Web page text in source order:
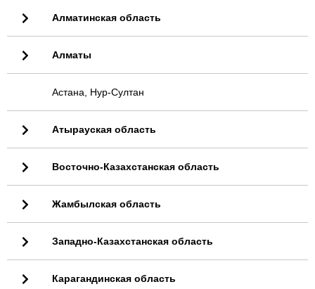
Алматинская область
Алматы
Астана, Нур-Султан
Атырауская область
Восточно-Казахстанская область
Жамбылская область
Западно-Казахстанская область
Карагандинская область